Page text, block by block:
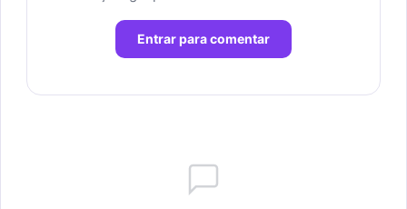
Entrar para comentar